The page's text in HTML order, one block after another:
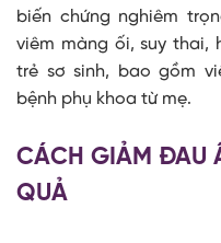
biến chứng nghiêm
viêm màng ối, suy thai,
trẻ sơ sinh, bao gồm
bệnh phụ khoa từ mẹ.
CÁCH GIẢM ĐAU
QUẢ